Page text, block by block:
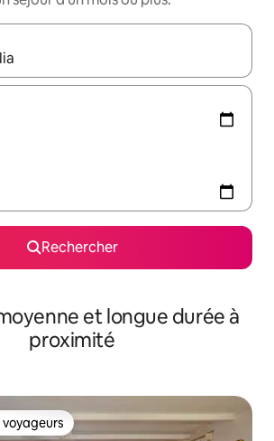
s'affichent, utilisez les flèches vers le
Rechercher
et longue durée à
proximité
les plus appréciés